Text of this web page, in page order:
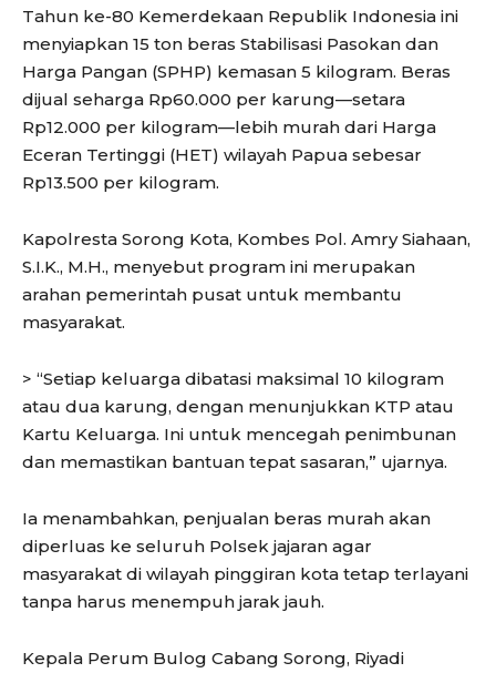
Tahun ke-80 Kemerdekaan Republik Indonesia ini
menyiapkan 15 ton beras Stabilisasi Pasokan dan
Harga Pangan (SPHP) kemasan 5 kilogram. Beras
dijual seharga Rp60.000 per karung—setara
Rp12.000 per kilogram—lebih murah dari Harga
Eceran Tertinggi (HET) wilayah Papua sebesar
Rp13.500 per kilogram.
Kapolresta Sorong Kota, Kombes Pol. Amry Siahaan,
S.I.K., M.H., menyebut program ini merupakan
arahan pemerintah pusat untuk membantu
masyarakat.
> “Setiap keluarga dibatasi maksimal 10 kilogram
atau dua karung, dengan menunjukkan KTP atau
Kartu Keluarga. Ini untuk mencegah penimbunan
dan memastikan bantuan tepat sasaran,” ujarnya.
Ia menambahkan, penjualan beras murah akan
diperluas ke seluruh Polsek jajaran agar
masyarakat di wilayah pinggiran kota tetap terlayani
tanpa harus menempuh jarak jauh.
Kepala Perum Bulog Cabang Sorong, Riyadi